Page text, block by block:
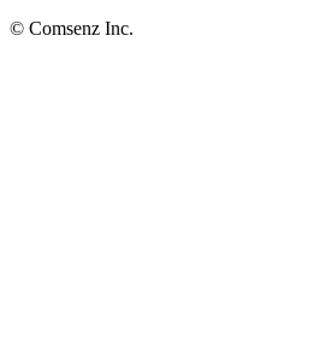
© Comsenz Inc.